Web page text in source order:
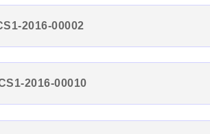
2016-00002
2016-00010